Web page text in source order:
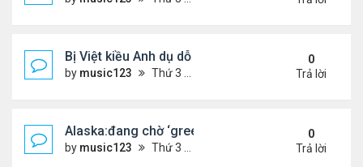
Bị Việt kiều Anh dụ dỗ "chuyển tiền - nhận quà"...
by music123 Thứ 3 Tháng 3 31, 2026 4:41 pm
0
Trả lời
Alaska:đang chờ ‘green card,’ đi trình diện ICE, bị
by music123 Thứ 3 Tháng 3 31, 2026 4:29 pm
0
Trả lời